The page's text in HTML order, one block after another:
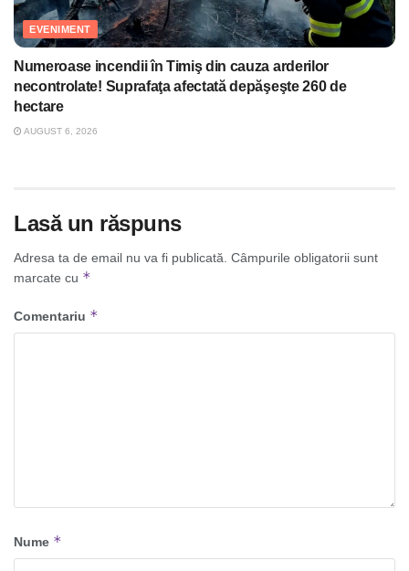
EVENIMENT
Numeroase incendii în Timiş din cauza arderilor
necontrolate! Suprafaţa afectată depăşeşte 260 de
hectare
AUGUST 6, 2026
Lasă un răspuns
Adresa ta de email nu va fi publicată. Câmpurile obligatorii sunt
marcate cu *
Comentariu *
Nume *